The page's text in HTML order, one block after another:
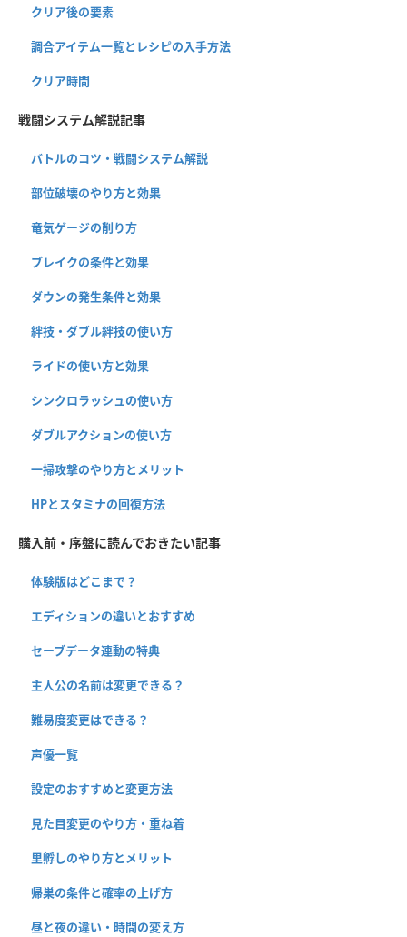
クリア後の要素
調合アイテム一覧とレシピの入手方法
クリア時間
戦闘システム解説記事
バトルのコツ・戦闘システム解説
部位破壊のやり方と効果
竜気ゲージの削り方
ブレイクの条件と効果
ダウンの発生条件と効果
絆技・ダブル絆技の使い方
ライドの使い方と効果
シンクロラッシュの使い方
ダブルアクションの使い方
一掃攻撃のやり方とメリット
HPとスタミナの回復方法
購入前・序盤に読んでおきたい記事
体験版はどこまで？
エディションの違いとおすすめ
セーブデータ連動の特典
主人公の名前は変更できる？
難易度変更はできる？
声優一覧
設定のおすすめと変更方法
見た目変更のやり方・重ね着
里孵しのやり方とメリット
帰巣の条件と確率の上げ方
昼と夜の違い・時間の変え方